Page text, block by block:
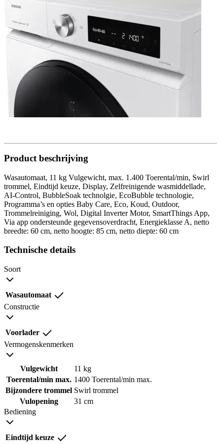
Product beschrijving
Wasautomaat, 11 kg Vulgewicht, max. 1.400 Toerental/min, Swirl
trommel, Eindtijd keuze, Display, Zelfreinigende wasmiddellade,
AI-Control, BubbleSoak technolgie, EcoBubble technologie,
Programma’s en opties Baby Care, Eco, Koud, Outdoor,
Trommelreiniging, Wol, Digital Inverter Motor, SmartThings App,
Via app ondersteunde gegevensoverdracht, Energieklasse A, netto
breedte: 60 cm, netto hoogte: 85 cm, netto diepte: 60 cm
Technische details
Soort
Wasautomaat
Constructie
Voorlader
Vermogenskenmerken
Vulgewicht
11 kg
Toerental/min max. 1400 Toerental/min max.
Bijzondere trommel Swirl trommel
Vulopening
31 cm
Bediening
Eindtijd keuze